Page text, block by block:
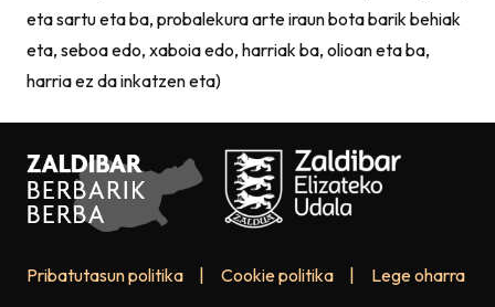
eta sartu eta ba, probalekura arte iraun bota barik behiak
eta, seboa edo, xaboia edo, harriak ba, olioan eta ba,
harria ez da inkatzen eta)
Pribatutasun politika Cookie politika Lege oharra